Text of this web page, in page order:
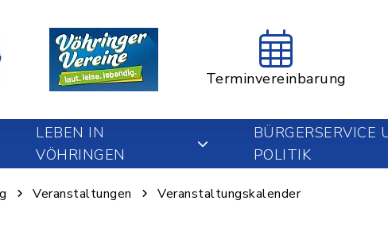
Terminvereinbarung
LEBEN IN
VÖHRINGEN
BÜRGERSERVICE
POLITIK
Veranstaltungen Veranstaltungskalender